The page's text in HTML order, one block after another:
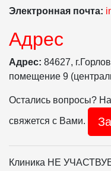
Электронная почта:
Адрес
Адрес: 84627,
помещение 9
Остались вопросы?
свяжется с Вами.
Клиника НЕ